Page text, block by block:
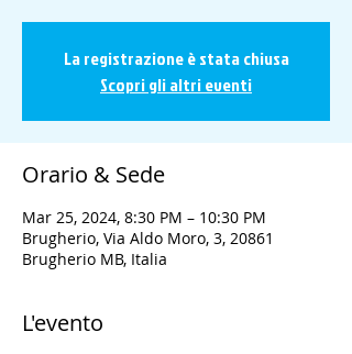
La registrazione è stata chiusa
Scopri gli altri eventi
Orario & Sede
Mar 25, 2024, 8:30 PM – 10:30 PM
Brugherio, Via Aldo Moro, 3, 20861
Brugherio MB, Italia
L'evento